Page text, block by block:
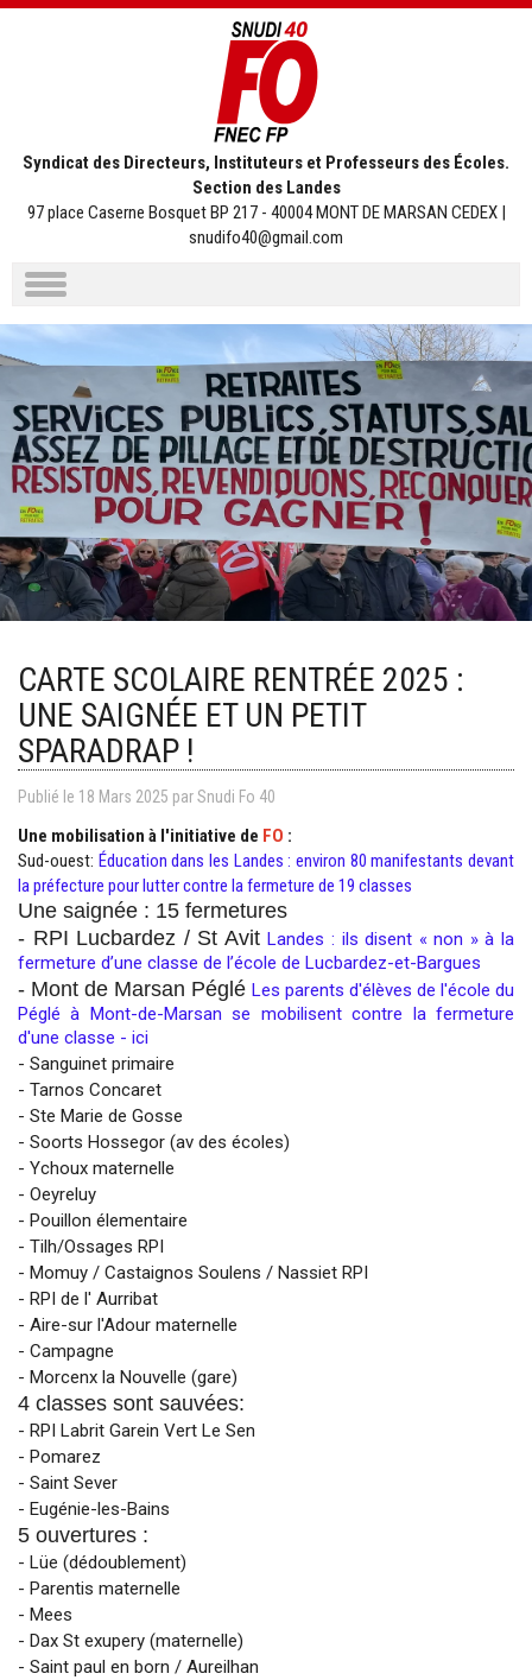
Syndicat des Directeurs, Instituteurs et Professeurs des Écoles.
Section des Landes
97 place Caserne Bosquet BP 217 - 40004 MONT DE MARSAN CEDEX |
snudifo40@gmail.com
Aller
au
contenu
CARTE SCOLAIRE RENTRÉE 2025 :
UNE SAIGNÉE ET UN PETIT
SPARADRAP !
Publié le 18 Mars 2025 par Snudi Fo 40
Une mobilisation à l'initiative de FO :
Sud-ouest: Éducation dans les Landes : environ 80 manifestants devant
la préfecture pour lutter contre la fermeture de 19 classes
Une saignée : 15 fermetures
- RPI Lucbardez / St AvitLandes : ils disent « non » à la
fermeture d’une classe de l’école de Lucbardez-et-Bargues
- Mont de Marsan Péglé Les parents d'élèves de l'école du
Péglé à Mont-de-Marsan se mobilisent contre la fermeture
d'une classe - ici
- Sanguinet primaire
- Tarnos Concaret
- Ste Marie de Gosse
- Soorts Hossegor (av des écoles)
- Ychoux maternelle
- Oeyreluy
- Pouillon élementaire
- Tilh/Ossages RPI
- Momuy / Castaignos Soulens / Nassiet RPI
- RPI de l' Aurribat
- Aire-sur l'Adour maternelle
- Campagne
- Morcenx la Nouvelle (gare)
4 classes sont sauvées:
- RPI Labrit Garein Vert Le Sen
- Pomarez
- Saint Sever
- Eugénie-les-Bains
5 ouvertures :
- Lüe (dédoublement)
- Parentis maternelle
- Mees
- Dax St exupery (maternelle)
- Saint paul en born / Aureilhan